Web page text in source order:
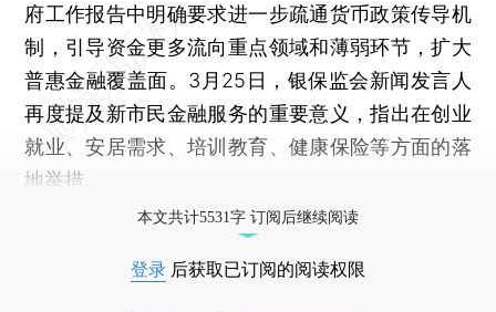
府工作报告中明确要求进一步疏通货币政策传导机
制，引导资金更多流向重点领域和薄弱环节，扩大
普惠金融覆盖面。3月25日，银保监会新闻发言人
再度提及新市民金融服务的重要意义，指出在创业
就业、安居需求、培训教育、健康保险等方面的落
地举措。
本文共计5531字 订阅后继续阅读
登录 后获取已订阅的阅读权限